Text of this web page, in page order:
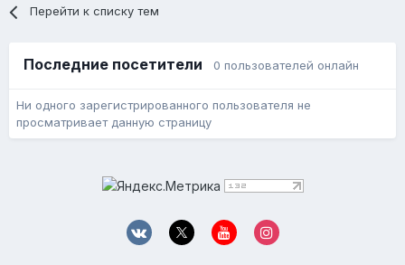
Перейти к списку тем
Последние посетители 0 пользователей онлайн
Ни одного зарегистрированного пользователя не
просматривает данную страницу